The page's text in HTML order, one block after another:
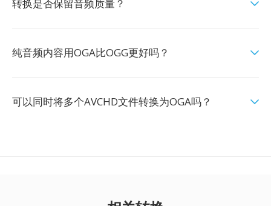
转换是否保留音频质量？
纯音频内容用OGA比OGG更好吗？
可以同时将多个AVCHD文件转换为OGA吗？